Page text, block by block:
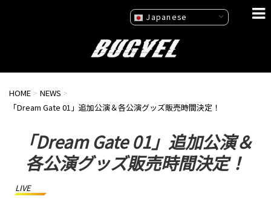
HOME > NEWS >
「Dream Gate 01」追加公演＆各公演グッズ販売時間決定！
「Dream Gate 01」追加公演＆
各公演グッズ販売時間決定！
LIVE
Japanese